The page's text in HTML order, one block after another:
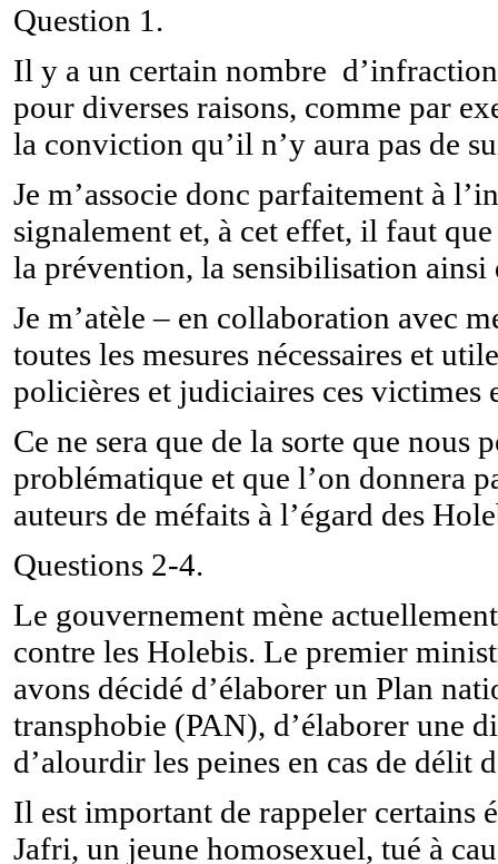
Question 1.
Il y a un certain nombre
pour diverses raisons, comme par
la conviction qu’il n’y aura pas de
Je m’associe donc parfaitement à
signalement et, à cet effet, il faut
la prévention, la sensibilisation ainsi
Je m’atèle – en collaboration avec
toutes les mesures nécessaires et
policières et judiciaires ces victimes
Ce ne sera que de la sorte que nous
problématique et que l’on donnera
auteurs de méfaits à l’égard des
Questions 2-4.
Le gouvernement mène
contre les Holebis. Le premier
avons décidé d’élaborer un Plan
transphobie (PAN), d’élaborer une
d’alourdir les peines en cas de délit
Il est important de rappeler certains
Jafri, un jeune homosexuel, tué à